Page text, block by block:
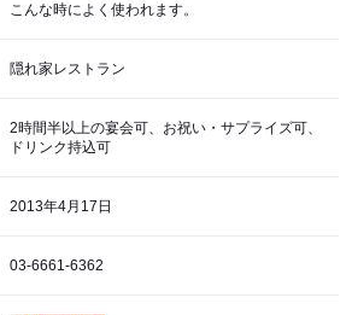
こんな時によく使われます。
隠れ家レストラン
2時間半以上の宴会可、お祝い・サプライズ可、
ドリンク持込可
2013年4月17日
03-6661-6362